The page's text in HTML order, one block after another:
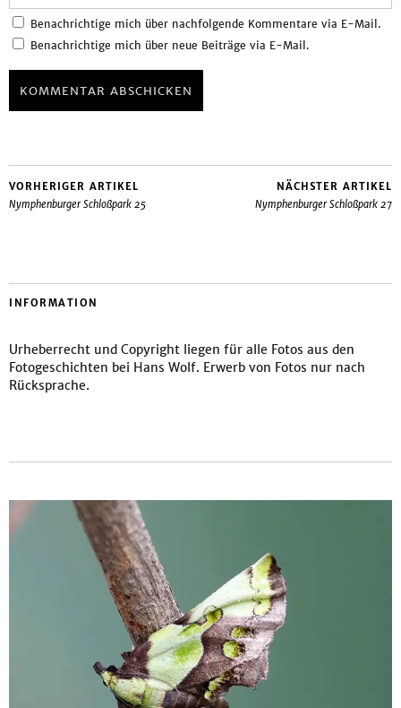
Benachrichtige mich über nachfolgende Kommentare via E-Mail.
Benachrichtige mich über neue Beiträge via E-Mail.
VORHERIGER ARTIKEL
Nymphenburger Schloßpark 25
NÄCHSTER ARTIKEL
Nymphenburger Schloßpark 27
INFORMATION
Urheberrecht und Copyright liegen für alle Fotos aus den
Fotogeschichten bei Hans Wolf. Erwerb von Fotos nur nach
Rücksprache.